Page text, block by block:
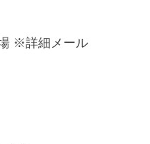
※詳細メール